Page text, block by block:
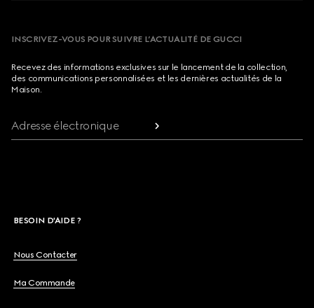
INSCRIVEZ-VOUS POUR SUIVRE L’ACTUALITÉ DE GUCCI
Recevez des informations exclusives sur le lancement de la collection,
des communications personnalisées et les dernières actualités de la
Maison.
Adresse électronique
BESOIN D'AIDE ?
Nous Contacter
Ma Commande